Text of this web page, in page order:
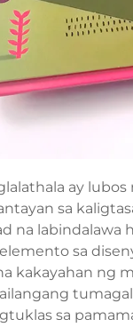
ay
sa
na labindalawa
sa
kakayahan ng
sa